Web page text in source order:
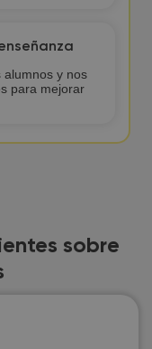
alumnos y nos
para mejorar
sobre